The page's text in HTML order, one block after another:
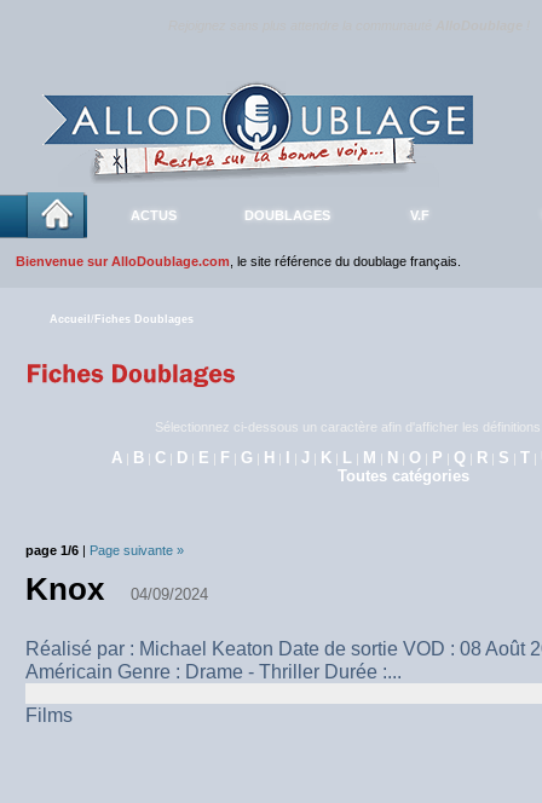
ACTUS DOUBLAGES V.F
Bienvenue sur AlloDoublage.com , le site référence du doublage français.
Accueil / Fiches Doublages
Sélectionnez ci-dessous un caractère afin d'afficher les
A | B | C | D | E | F | G | H | I |J | K | L | M | N | O | P | Q | R | S | T |
Toutes catégories
page 1/6 | Page suivante »
Knox 04/09/2024
Réalisé par : Michael Keaton Date de sortie VOD : 08 Août
Américain Genre : Drame - Thriller Durée :...
Films